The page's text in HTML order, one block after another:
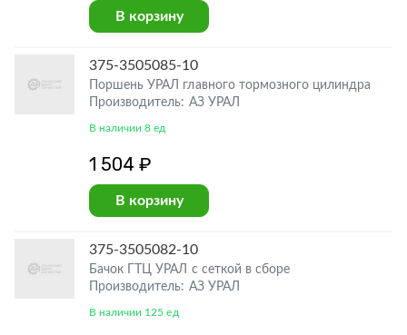
В корзину
375-3505085-10
Поршень УРАЛ главного тормозного цилиндра
Производитель: АЗ УРАЛ
В наличии 8 ед
1 504 ₽
В корзину
375-3505082-10
Бачок ГТЦ УРАЛ с сеткой в сборе
Производитель: АЗ УРАЛ
В наличии 125 ед